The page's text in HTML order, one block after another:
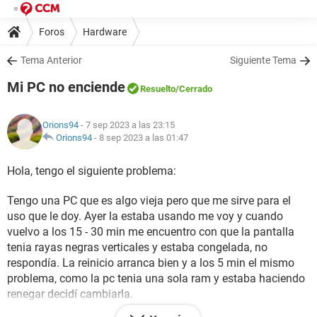
Foros Hardware
Tema Anterior Siguiente Tema
Mi PC no enciende Resuelto/Cerrado
Orions94 - 7 sep 2023 a las 23:15
Orions94 - 8 sep 2023 a las 01:47
Hola, tengo el siguiente problema:
Tengo una PC que es algo vieja pero que me sirve para el
uso que le doy. Ayer la estaba usando me voy y cuando
vuelvo a los 15 - 30 min me encuentro con que la pantalla
tenia rayas negras verticales y estaba congelada, no
respondía. La reinicio arranca bien y a los 5 min el mismo
problema, como la pc tenia una sola ram y estaba haciendo
renegar decidí cambiarla.